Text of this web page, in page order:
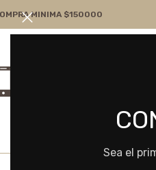
Sea el
MINIMA $150000